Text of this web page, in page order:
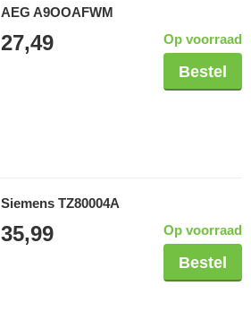
AEG A9OOAFWM
27,49 Op voorraad
Bestel
Siemens TZ80004A
35,99 Op voorraad
Bestel